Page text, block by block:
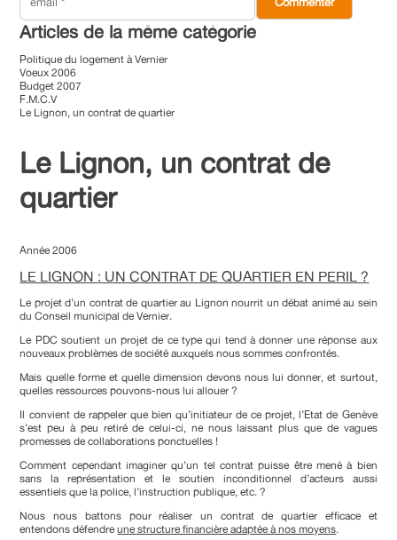
Articles de la même catégorie
Politique du logement à Vernier
Voeux 2006
Budget 2007
F.M.C.V
Le Lignon, un contrat de quartier
Le Lignon, un contrat de
quartier
Année 2006
LE LIGNON : UN CONTRAT DE QUARTIER EN PERIL ?
Le projet d’un contrat de quartier au Lignon nourrit un débat animé au sein
du Conseil municipal de Vernier.
Le PDC soutient un projet de ce type qui tend à donner une réponse aux
nouveaux problèmes de société auxquels nous sommes confrontés.
Mais quelle forme et quelle dimension devons nous lui donner, et surtout,
quelles ressources pouvons-nous lui allouer ?
Il convient de rappeler que bien qu’initiateur de ce projet, l’Etat de Genève
s’est peu à peu retiré de celui-ci, ne nous laissant plus que de vagues
promesses de collaborations ponctuelles !
Comment cependant imaginer qu’un tel contrat puisse être mené à bien
sans la représentation et le soutien inconditionnel d’acteurs aussi
essentiels que la police, l’instruction publique, etc. ?
Nous nous battons pour réaliser un contrat de quartier efficace et
entendons défendreune structure financière adaptée à nos moyens.